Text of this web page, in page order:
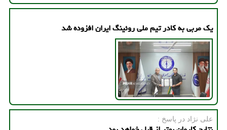
یک مربی به کادر تیم ملی روئینگ ایران افزوده شد
علی نژاد در پاسخ :